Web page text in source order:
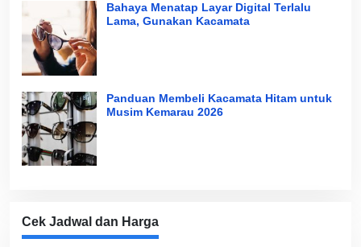
Bahaya Menatap Layar Digital Terlalu
Lama, Gunakan Kacamata
Panduan Membeli Kacamata Hitam untuk
Musim Kemarau 2026
Cek Jadwal dan Harga